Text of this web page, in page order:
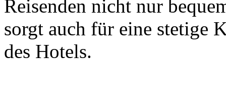
Reisenden nicht nur
sorgt auch für eine stetige
des Hotels.